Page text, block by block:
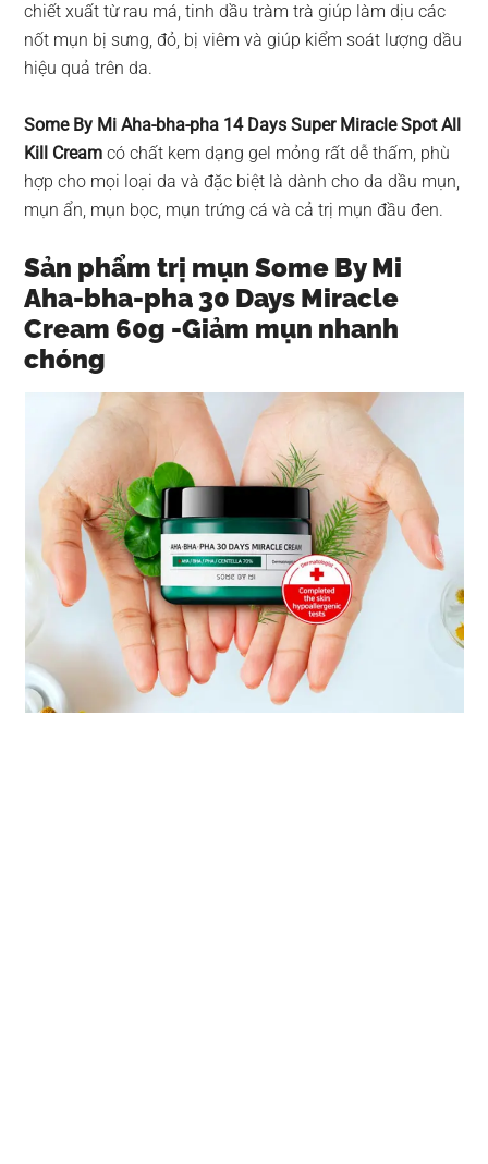
chiết xuất từ rau má, tinh dầu tràm trà giúp làm dịu các
nốt mụn bị sưng, đỏ, bị viêm và giúp kiểm soát lượng dầu
hiệu quả trên da.
Some By Mi Aha-bha-pha 14 Days Super Miracle Spot All
Kill Cream có chất kem dạng gel mỏng rất dễ thấm, phù
hợp cho mọi loại da và đặc biệt là dành cho da dầu mụn,
mụn ẩn, mụn bọc, mụn trứng cá và cả trị mụn đầu đen.
Sản phẩm trị mụn Some By Mi
Aha-bha-pha 30 Days Miracle
Cream 60g -Giảm mụn nhanh
chóng